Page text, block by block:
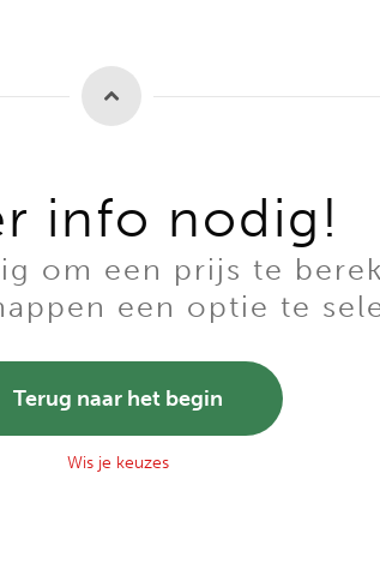
info nodig!
om een prijs te
een optie te
Terug naar het begin
Wis je keuzes